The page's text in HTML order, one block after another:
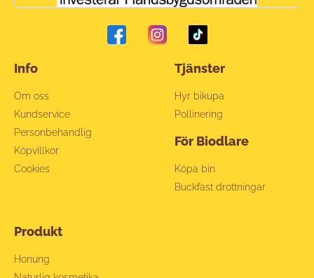
Info
Om oss
Kundservice
Personbehandlig
Köpvillkor
Cookies
Tjänster
Hyr bikupa
Pollinering
För Biodlare
Köpa bin
Buckfast drottningar
Produkt
Honung